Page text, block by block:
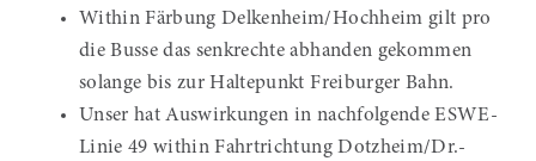
Within Färbung Delkenheim/Hochheim gilt pro
die Busse das senkrechte abhanden gekommen
solange bis zur Haltepunkt Freiburger Bahn.
Unser hat Auswirkungen in nachfolgende ESWE-
Linie 49 within Fahrtrichtung Dotzheim/Dr.-